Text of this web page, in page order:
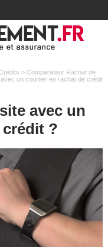
> Comparateur Rachat de
un courtier en rachat de crédit
avec un
?